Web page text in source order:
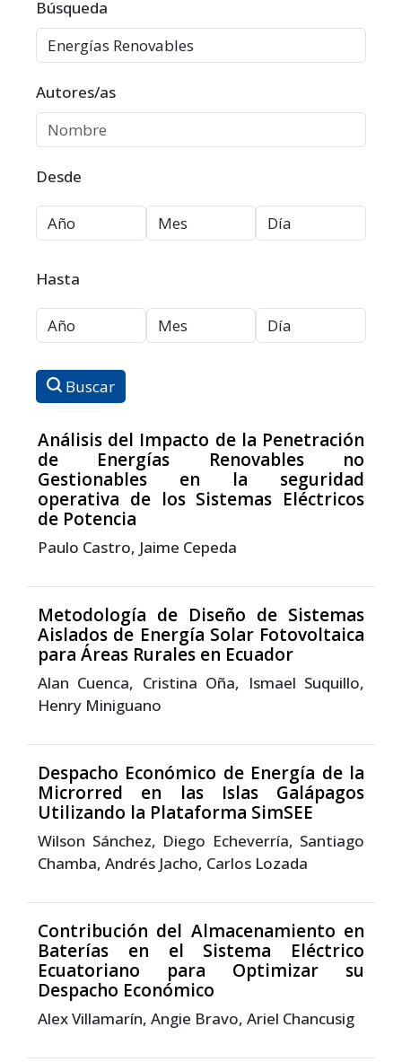
Filtros avanzados
Búsqueda
Autores/as
Desde
Hasta
Buscar
Análisis del Impacto de la Penetración
de Energías Renovables no
Gestionables en la seguridad
operativa de los Sistemas Eléctricos
de Potencia
Paulo Castro, Jaime Cepeda
Metodología de Diseño de Sistemas
Aislados de Energía Solar Fotovoltaica
para Áreas Rurales en Ecuador
Alan Cuenca, Cristina Oña, Ismael Suquillo,
Henry Miniguano
Despacho Económico de Energía de la
Microrred en las Islas Galápagos
Utilizando la Plataforma SimSEE
Wilson Sánchez, Diego Echeverría, Santiago
Chamba, Andrés Jacho, Carlos Lozada
Contribución del Almacenamiento en
Baterías en el Sistema Eléctrico
Ecuatoriano para Optimizar su
Despacho Económico
Alex Villamarín, Angie Bravo, Ariel Chancusig